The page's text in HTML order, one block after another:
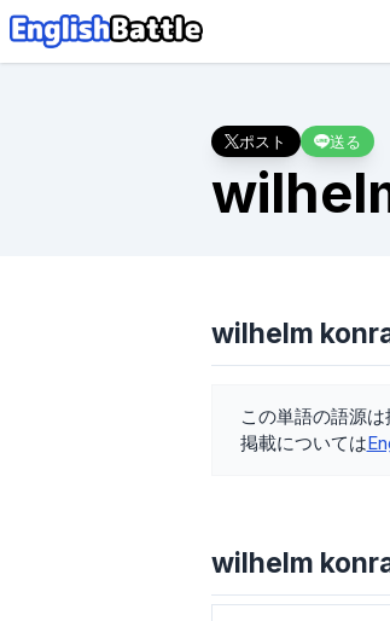
ポスト 送る
wilhelm
この単語の語源は
掲載については
wilhelm